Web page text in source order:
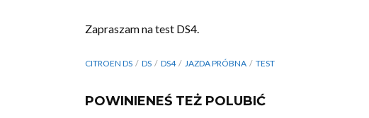
Zapraszam na test DS4.
CITROEN DS DS DS4 JAZDA PRÓBNA TEST
POWINIENEŚ TEŻ POLUBIĆ